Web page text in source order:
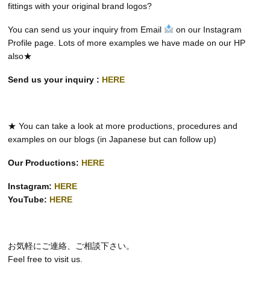
fittings with your original brand logos?
You can send us your inquiry from Email
on our Instagram
Profile page. Lots of more examples we have made on our HP
also★
Send us your inquiry : HERE
★ You can take a look at more productions, procedures and
examples on our blogs (in Japanese but can follow up)
Our Productions: HERE
Instagram: HERE
YouTube: HERE
お気軽にご連絡、ご相談下さい。
Feel free to visit us.